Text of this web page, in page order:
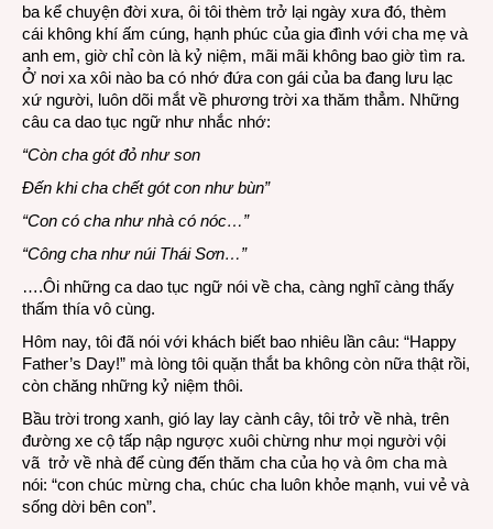
ba kể chuyện đời xưa, ôi tôi thèm trở lại ngày xưa đó, thèm
cái không khí ấm cúng, hạnh phúc của gia đình với cha mẹ và
anh em, giờ chỉ còn là kỷ niệm, mãi mãi không bao giờ tìm ra.
Ở nơi xa xôi nào ba có nhớ đứa con gái của ba đang lưu lạc
xứ người, luôn dõi mắt về phương trời xa thăm thẳm. Những
câu ca dao tục ngữ như nhắc nhớ:
“Còn cha gót đỏ như son
Đến khi cha chết gót con như bùn”
“Con có cha như nhà có nóc…”
“Công cha như núi Thái Sơn…”
….Ôi những ca dao tục ngữ nói về cha, càng nghĩ càng thấy
thấm thía vô cùng.
Hôm nay, tôi đã nói với khách biết bao nhiêu lần câu: “Happy
Father’s Day!” mà lòng tôi quặn thắt ba không còn nữa thật rồi,
còn chăng những kỷ niệm thôi.
Bầu trời trong xanh, gió lay lay cành cây, tôi trở về nhà, trên
đường xe cộ tấp nập ngược xuôi chừng như mọi người vội
vã trở về nhà để cùng đến thăm cha của họ và ôm cha mà
nói: “con chúc mừng cha, chúc cha luôn khỏe mạnh, vui vẻ và
sống dời bên con”.